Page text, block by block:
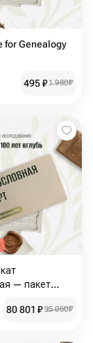
for Genealogy
495₽1 980₽
— пакет
80 801 ₽ 95 060₽